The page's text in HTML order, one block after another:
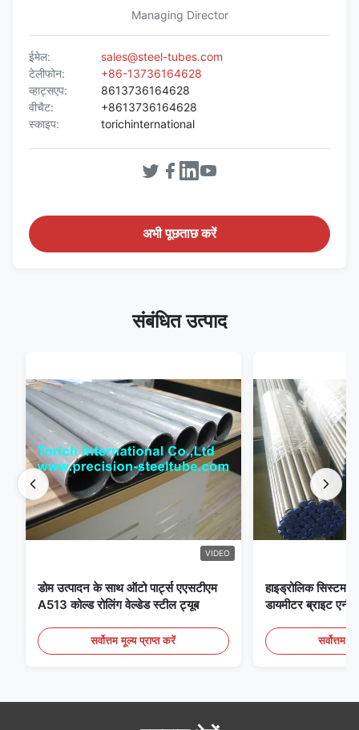
Managing Director
ईमेल:
sales@steel-tubes.com
टेलीफोन:
+86-13736164628
व्हाट्सएप:
8613736164628
वीचैट:
+8613736164628
स्काइप:
torichinternational
अभी पूछताछ करें
संबंधित उत्पाद
VIDEO
डोम उत्पादन के साथ ऑटो पार्ट्स एएसटीएम
A513 कोल्ड रोलिंग वेल्डेड स्टील ट्यूब
सर्वोत्तम मूल्य प्राप्त करें
हाइड्रोलिक सिस्टम
डायमीटर ब्राइट
सर्वोत्तम